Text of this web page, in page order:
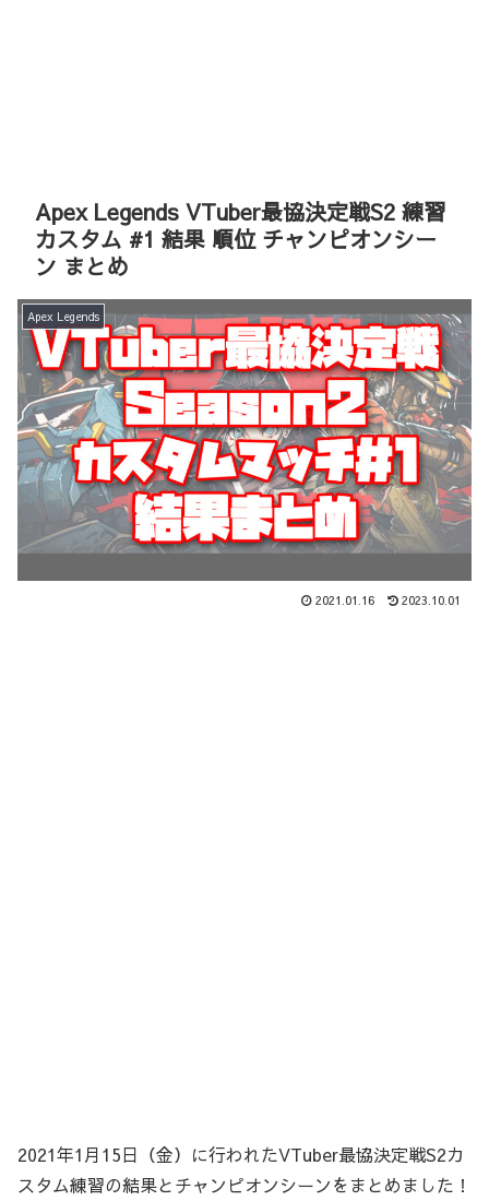
Apex Legends VTuber最協決定戦S2 練習
カスタム #1 結果 順位 チャンピオンシー
ン まとめ
Apex Legends
2021.01.16 2023.10.01
2021年1月15日（金）に行われたVTuber最協決定戦S2カ
スタム練習の結果とチャンピオンシーンをまとめました！